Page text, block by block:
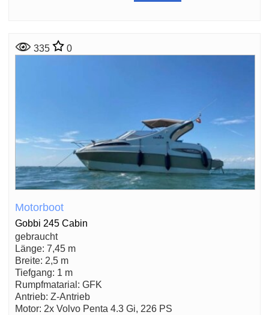
335 0
Motorboot
Gobbi 245 Cabin
gebraucht
Länge: 7,45 m
Breite: 2,5 m
Tiefgang: 1 m
Rumpfmatarial: GFK
Antrieb: Z-Antrieb
Motor: 2x Volvo Penta 4.3 Gi, 226 PS